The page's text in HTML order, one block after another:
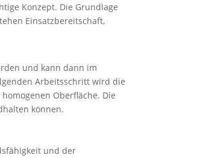
Konzept. Die Grundlage
Einsatzbereitschaft,
und kann dann im
Arbeitsschritt wird die
Oberfläche. Die
können.
und der